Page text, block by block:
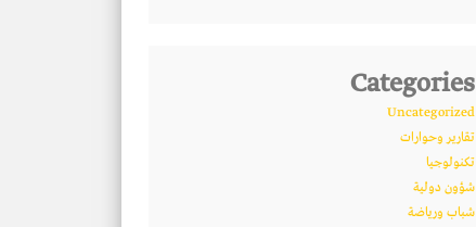
Categories
Uncategorized
تقارير وحوارات
تكنولوجيا
شؤون دولية
شباب ورياضة